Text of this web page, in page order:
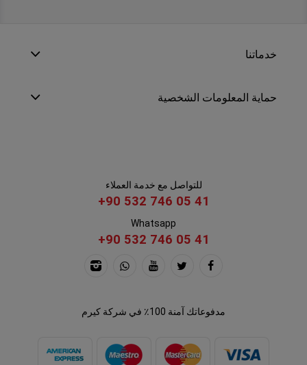
خدماتنا
حماية المعلومات الشخصية
للتواصل مع خدمة العملاء
+90 532 746 05 41
Whatsapp
+90 532 746 05 41
مدفوعاتك آمنة 100٪ في شركة كيرم